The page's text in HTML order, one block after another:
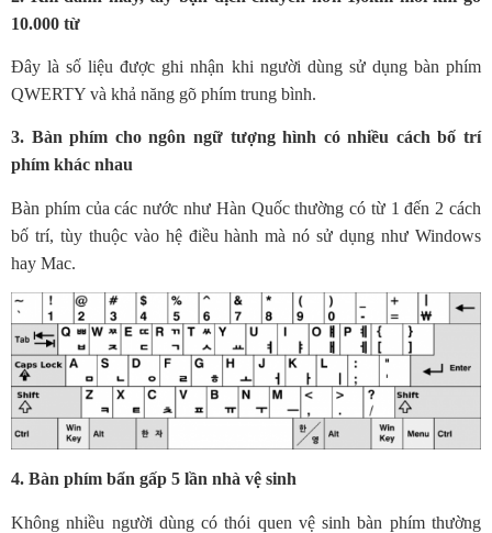
10.000 từ
Đây là số liệu được ghi nhận khi người dùng sử dụng bàn phím
QWERTY và khả năng gõ phím trung bình.
3. Bàn phím cho ngôn ngữ tượng hình có nhiều cách bố trí
phím khác nhau
Bàn phím của các nước như Hàn Quốc thường có từ 1 đến 2 cách
bố trí, tùy thuộc vào hệ điều hành mà nó sử dụng như Windows
hay Mac.
4. Bàn phím bẩn gấp 5 lần nhà vệ sinh
Không nhiều người dùng có thói quen vệ sinh bàn phím thường